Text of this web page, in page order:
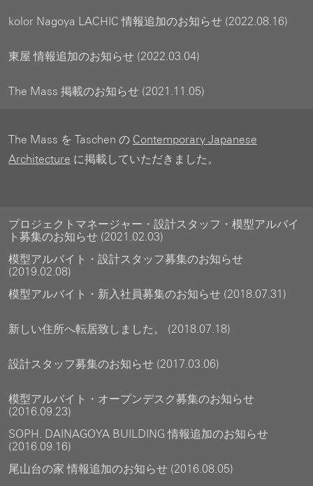
kolor Nagoya LACHIC 情報追加のお知らせ (2022.08.16)
東屋 情報追加のお知らせ (2022.03.04)
The Mass 掲載のお知らせ (2021.11.05)
The Mass を Taschen の Contemporary Japanese
Architecture に掲載していただきました。
プロジェクトマネージャー・設計スタッフ・模型アルバイ
ト募集のお知らせ (2021.02.03)
模型アルバイト・設計スタッフ募集のお知らせ
(2019.02.08)
模型アルバイト・新入社員募集のお知らせ (2018.07.31)
新しい住所へ転居致しました。 (2018.07.18)
設計スタッフ募集のお知らせ (2017.03.06)
模型アルバイト・オープンデスク募集のお知らせ
(2016.09.23)
SOPH. DAINAGOYA BUILDING 情報追加のお知らせ
(2016.09.16)
尾山台の家 情報追加のお知らせ (2016.08.05)